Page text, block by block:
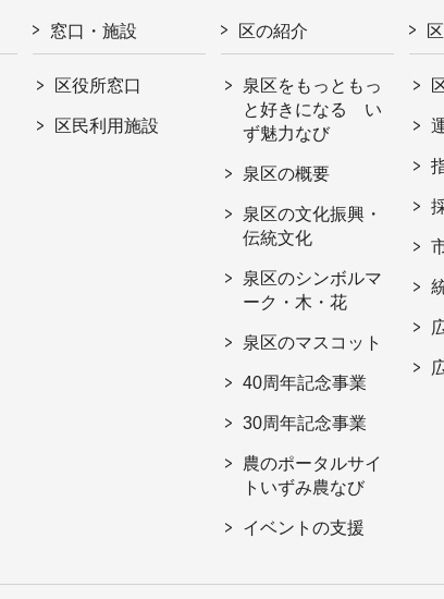
窓口・施設
区役所窓口
区民利用施設
区の紹介
泉区をもっともっ
と好きになる い
ず魅力なび
泉区の概要
泉区の文化振興・
伝統文化
泉区のシンボルマ
ーク・木・花
泉区のマスコット
40周年記念事業
30周年記念事業
農のポータルサイ
トいずみ農なび
イベントの支援